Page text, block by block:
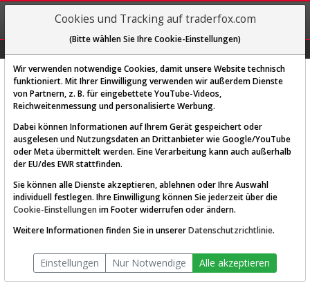
REGIS-
TRIEREN
Diese Funktion ist nur für
AKTIEN-TERMINAL
Die Aktienanalyse-Plattform von
TraderFox
Cookies und Tracking auf traderfox.com
(Bitte wählen Sie Ihre Cookie-Einstellungen)
Wir verwenden notwendige Cookies, damit unsere Website technisch
funktioniert. Mit Ihrer Einwilligung verwenden wir außerdem Dienste
von Partnern, z. B. für eingebettete YouTube-Videos,
Reichweitenmessung und personalisierte Werbung.
Dabei können Informationen auf Ihrem Gerät gespeichert oder
ausgelesen und Nutzungsdaten an Drittanbieter wie Google/YouTube
oder Meta übermittelt werden. Eine Verarbeitung kann auch außerhalb
der EU/des EWR stattfinden.
Sie können alle Dienste akzeptieren, ablehnen oder Ihre Auswahl
individuell festlegen. Ihre Einwilligung können Sie jederzeit über die
Cookie-Einstellungen im Footer widerrufen oder ändern.
Weitere Informationen finden Sie in unsererDatenschutzrichtlinie.
Einstellungen Nur Notwendige Alle akzeptieren